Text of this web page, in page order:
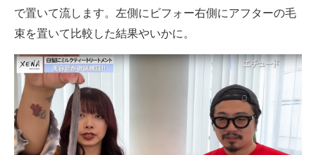
で置いて流します。左側にビフォー右側にアフターの毛
束を置いて比較した結果やいかに。